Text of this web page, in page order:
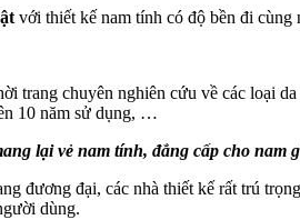
với thiết kế nam tính có độ bền đi cùng
trang chuyên nghiên cứu về các loại
10 năm sử dụng, …
lại vẻ nam tính, đẳng cấp cho nam
đương đại, các nhà thiết kế rất trú
dùng.